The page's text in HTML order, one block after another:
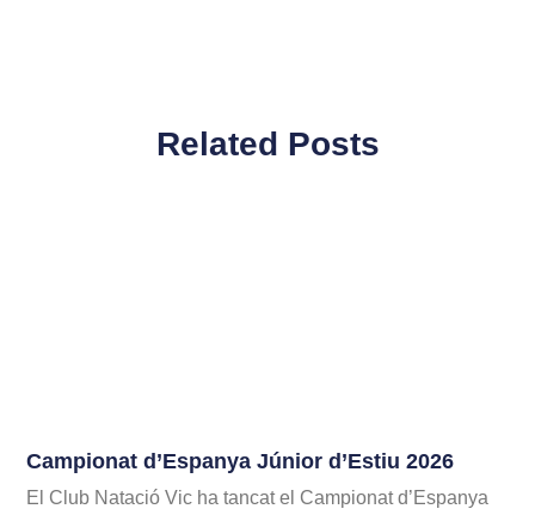
Related Posts
Campionat d’Espanya Júnior d’Estiu 2026
El Club Natació Vic ha tancat el Campionat d’Espanya